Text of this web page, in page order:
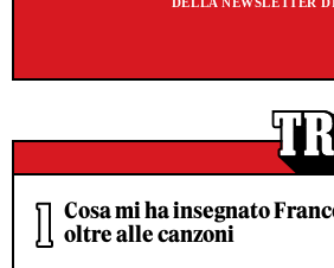
Cosa mi ha insegnato
oltre alle canzoni